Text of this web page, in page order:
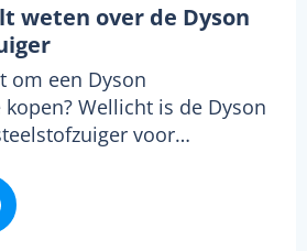
weten over de Dyson
om een Dyson
Wellicht is de Dyson
voor…